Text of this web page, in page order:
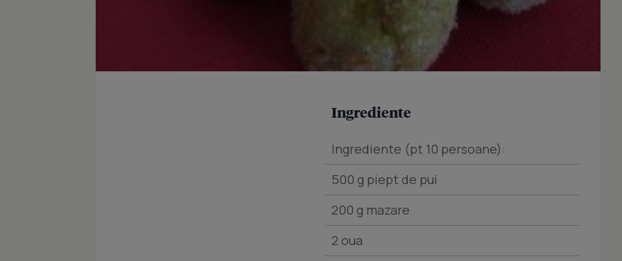
Ingrediente
Ingrediente (pt 10 persoane):
500 g piept de pui
200 g mazare
2 oua